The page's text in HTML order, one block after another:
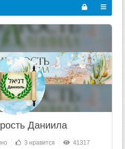
Даниила
3 нравится 41317